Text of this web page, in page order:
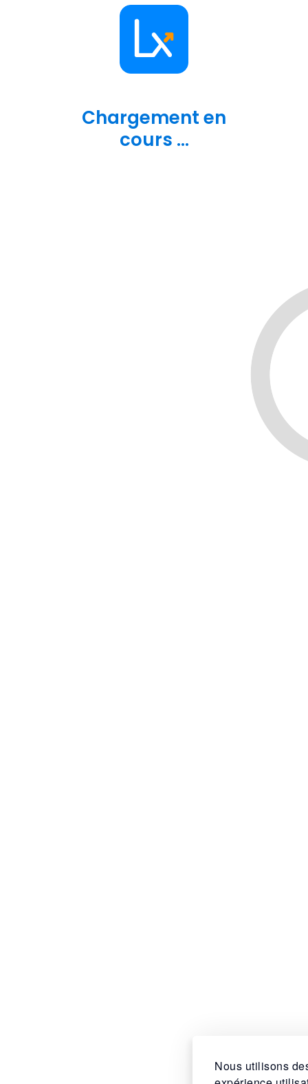
Nous utilisons
Chargement en
cours ...